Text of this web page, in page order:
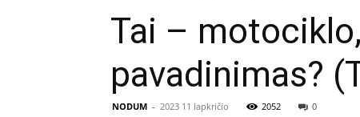
Tai –
pavadinimas?
NODUM - 2023 11 lapkričio 2052 0